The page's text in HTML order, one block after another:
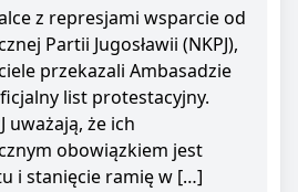
z represjami wsparcie od
Partii Jugosławii (NKPJ),
przekazali Ambasadzie
list protestacyjny.
uważają, że ich
obowiązkiem jest
i stanięcie ramię w […]